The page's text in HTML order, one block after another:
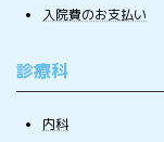
入院費のお支払い
診療科
内科